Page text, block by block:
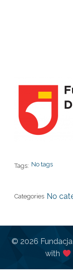
Tags: No tags
Categories No
© 2026
with